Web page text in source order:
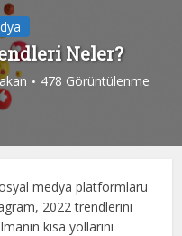
Neler?
478 Görüntülenme
medya platformlaru
2022 trendlerini
kısa yollarını